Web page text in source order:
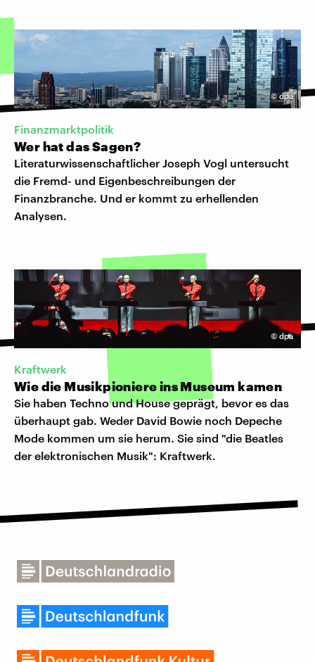
©dpa
Finanzmarktpolitik
Wer hat das Sagen?
Literaturwissenschaftlicher Joseph Vogl untersucht
die Fremd- und Eigenbeschreibungen der
Finanzbranche. Und er kommt zu erhellenden
Analysen.
© dpa
Kraftwerk
Wie die Musikpioniere ins Museum kamen
Sie haben Techno und House geprägt, bevor es das
überhaupt gab. Weder David Bowie noch Depeche
Mode kommen um sie herum. Sie sind "die Beatles
der elektronischen Musik": Kraftwerk.